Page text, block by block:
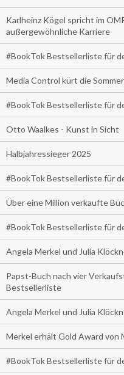
Karlheinz Kögel spricht im
außergewöhnliche Karriere
#BookTok Bestsellerliste für
Media Control kürt die
#BookTok Bestsellerliste für
Otto Waalkes - Kunst in Sicht
Halbjahressieger 2025
#BookTok Bestsellerliste für
Über eine Million verkaufte
#BookTok Bestsellerliste für
Angela Merkel und Julia
Papst-Buch nach vier
Bestsellerliste
Angela Merkel und Julia
Merkel erhält Gold Award von
#BookTok Bestsellerliste für